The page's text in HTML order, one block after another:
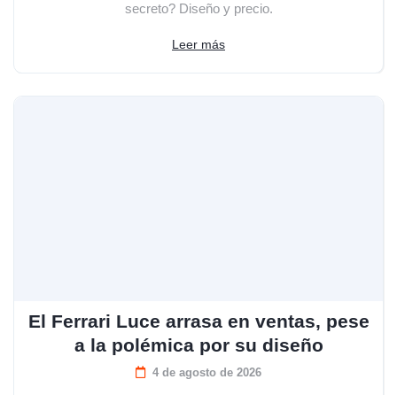
secreto? Diseño y precio.
Leer más
El Ferrari Luce arrasa en ventas, pese
a la polémica por su diseño
4 de agosto de 2026